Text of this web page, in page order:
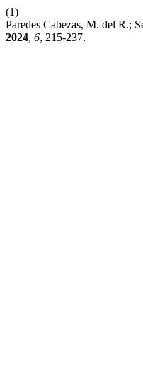
(1)
Paredes Cabezas, M. del R.;
2024, 6, 215-237.